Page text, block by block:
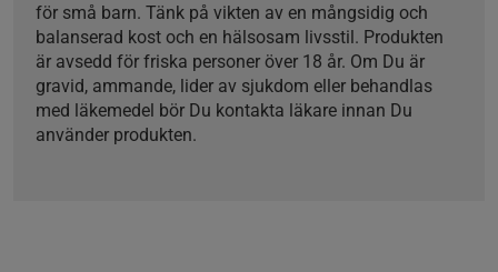
för små barn. Tänk på vikten av en mångsidig och
balanserad kost och en hälsosam livsstil. Produkten
är avsedd för friska personer över 18 år. Om Du är
gravid, ammande, lider av sjukdom eller behandlas
med läkemedel bör Du kontakta läkare innan Du
använder produkten.